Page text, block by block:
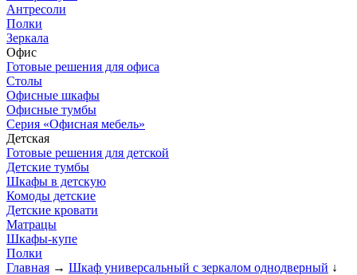
Антресоли
Полки
Зеркала
Офис
Готовые решения для офиса
Столы
Офисные шкафы
Офисные тумбы
Серия «Офисная мебель»
Детская
Готовые решения для детской
Детские тумбы
Шкафы в детскую
Комоды детские
Детские кровати
Матрацы
Шкафы-купе
Полки
Главная → Шкаф универсальный с зеркалом однодверный ↓